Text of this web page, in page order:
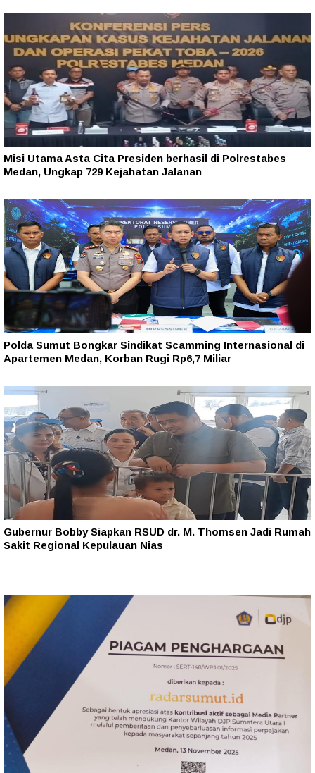
Misi Utama Asta Cita Presiden berhasil di Polrestabes
Medan, Ungkap 729 Kejahatan Jalanan
Polda Sumut Bongkar Sindikat Scamming Internasional di
Apartemen Medan, Korban Rugi Rp6,7 Miliar
Gubernur Bobby Siapkan RSUD dr. M. Thomsen Jadi Rumah
Sakit Regional Kepulauan Nias